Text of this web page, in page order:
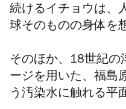
続けるイチョウは、
球そのものの身体を
そのほか、 18世紀の
ージを用いた、福島
う汚染水に触れる平